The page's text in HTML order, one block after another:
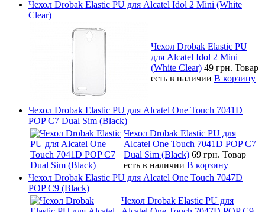
Чехол Drobak Elastic PU для Alcatel Idol 2 Mini (White
Clear)
Чехол Drobak Elastic PU
для Alcatel Idol 2 Mini
(White Clear) 49 грн. Товар
есть в наличии В корзину
Чехол Drobak Elastic PU для Alcatel One Touch 7041D
POP C7 Dual Sim (Black)
Чехол Drobak Elastic PU для
Alcatel One Touch 7041D POP C7
Dual Sim (Black) 69 грн. Товар
есть в наличии В корзину
Чехол Drobak Elastic PU для Alcatel One Touch 7047D
POP C9 (Black)
Чехол Drobak Elastic PU для